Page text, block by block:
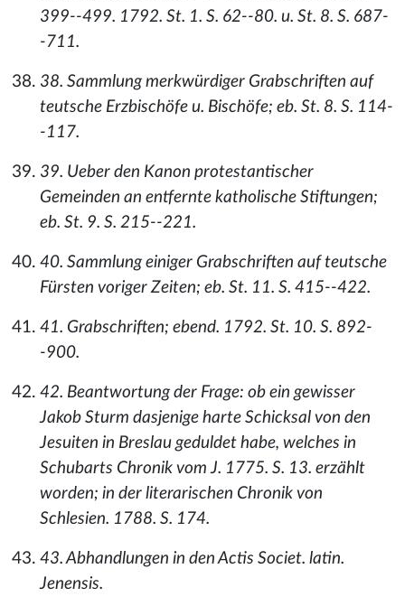
399--499. 1792. St. 1. S. 62--80. u. St. 8. S. 687-
-711.
38. Sammlung merkwürdiger Grabschriften auf
teutsche Erzbischöfe u. Bischöfe; eb. St. 8. S. 114-
-117.
39. Ueber den Kanon protestantischer
Gemeinden an entfernte katholische Stiftungen;
eb. St. 9. S. 215--221.
40. Sammlung einiger Grabschriften auf teutsche
Fürsten voriger Zeiten; eb. St. 11. S. 415--422.
41. Grabschriften; ebend. 1792. St. 10. S. 892-
-900.
42. Beantwortung der Frage: ob ein gewisser
Jakob Sturm dasjenige harte Schicksal von den
Jesuiten in Breslau geduldet habe, welches in
Schubarts Chronik vom J. 1775. S. 13. erzählt
worden; in der literarischen Chronik von
Schlesien. 1788. S. 174.
43. Abhandlungen in den Actis Societ. latin.
Jenensis.